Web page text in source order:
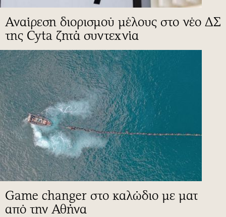
Αναίρεση διορισμού μέλους στο νέο ΔΣ
της Cyta ζητά συντεχνία
Game changer στο καλώδιο με ματ
από την Αθήνα